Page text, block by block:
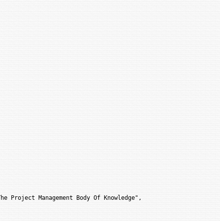
Project Management Body Of Knowledge",